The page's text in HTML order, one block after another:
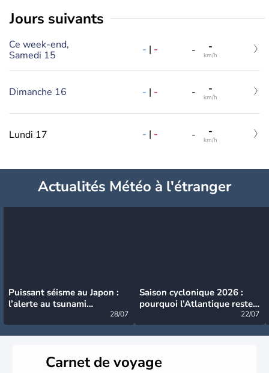
jours suivants
Ce week-end,
Samedi 15
- | - - -
km/h
Dimanche 16 - | - - -
km/h
Lundi 17 - | - - -
km/h
Actualités Météo à l'étranger
Puissant séisme au Japon :
l’alerte au tsunami
28/07
Saison cyclonique 2026 :
pourquoi l’Atlantique reste
22/07
Carnet de voyage